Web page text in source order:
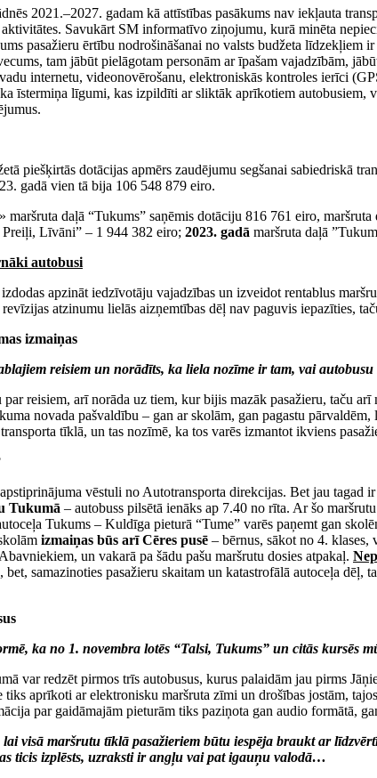
2021.–2027. gadam kā attīstības pasākums nav iekļauta
aktivitātes. Savukārt SM informatīvo ziņojumu, kurā minēta
pasažieru ērtību nodrošināšanai no valsts budžeta
tam jābūt pielāgotam personām ar īpašam vajadzībām,
internetu, videonovērošanu, elektroniskās kontroles ierīci
īstermiņa līgumi, kas izpildīti ar sliktāk aprīkotiem
piešķirtās dotācijas apmērs zaudējumu segšanai sabiedriskā
gadā vien tā bija 106 548 879 eiro.
maršruta daļā “Tukums” saņēmis dotāciju 816 761 eiro,
Preiļi, Līvāni” – 1 944 382 eiro; 2023. gadā maršruta daļā
autobusi
apzināt iedzīvotāju vajadzības un izveidot rentablus
atzinumu lielās aizņemtības dēļ nav paguvis iepazīties,
izmaiņas
reisiem un norādīts, ka liela nozīme ir tam, vai
reisiem, arī norāda uz tiem, kur bijis mazāk pasažieru, taču
novada pašvaldību – gan ar skolām, gan pagastu
tīklā, un tas nozīmē, ka tos varēs izmantot ikviens
vēstuli no Autotransporta direkcijas. Bet jau tagad
Tukumā – autobuss pilsētā ienāks ap 7.40 no rīta. Ar šo
Tukums – Kuldīga pieturā “Tume” varēs paņemt gan
izmaiņas būs arī Cēres pusē – bērnus, sākot no 4.
un vakarā pa šādu pašu maršrutu dosies atpakaļ.
samazinoties pasažieru skaitam un katastrofālā autoceļa dēļ,
ka no 1. novembra lotēs “Talsi, Tukums” un citās kursēs
var redzēt pirmos trīs autobusus, kurus palaidām jau pirms
aprīkoti ar elektronisku maršruta zīmi un drošības jostām,
par gaidāmajām pieturām tiks paziņota gan audio formātā,
visā maršrutu tīklā pasažieriem būtu iespēja braukt ar
ticis izplēsts, uzraksti ir angļu vai pat igauņu valodā…